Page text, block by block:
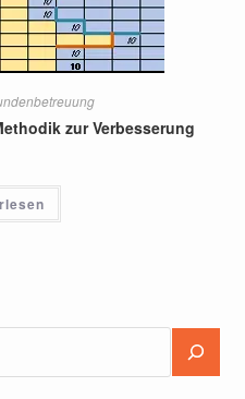
zur Verbesserung